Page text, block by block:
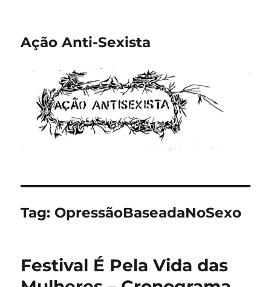
Ação Anti-Sexista
Tag: OpressãoBaseadaNoSexo
Festival É Pela Vida das